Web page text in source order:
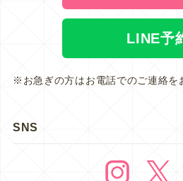
LINE予
※お急ぎの方はお電話でのご連絡を
SNS